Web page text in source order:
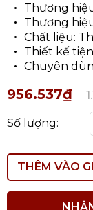
Thương
Thương
Chất liệu:
Thiết kế
Chuyên
956.537₫
Số lượng:
THÊM VÀO